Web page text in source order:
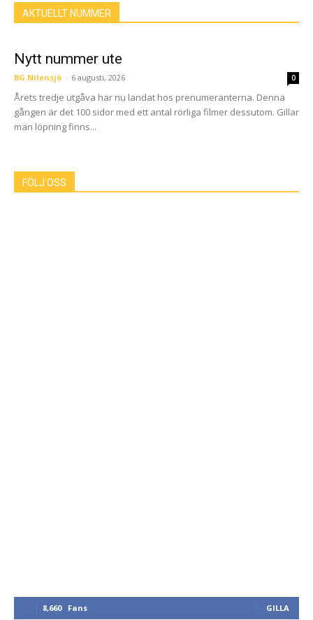
AKTUELLT NUMMER
Nytt nummer ute
BG Nilensjö - 6 augusti, 2026 0
Årets tredje utgåva har nu landat hos prenumeranterna. Denna
gången är det 100 sidor med ett antal rörliga filmer dessutom. Gillar
man löpning finns...
FÖLJ OSS
8,660 Fans GILLA